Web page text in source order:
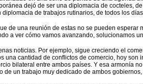
dejó de ser una diplomacia de cocteles,
diplomacia de trabajos rutinarios, de todos los
de una reunión de estas no se pueden esperar
a ver cómo vamos avanzando, solucionamos
noticias. Por ejemplo, sigue creciendo el
una cantidad de conflictos de comercio, hoy
bilateral entre ambos países. Y esa armonía
de un trabajo muy dedicado de ambos